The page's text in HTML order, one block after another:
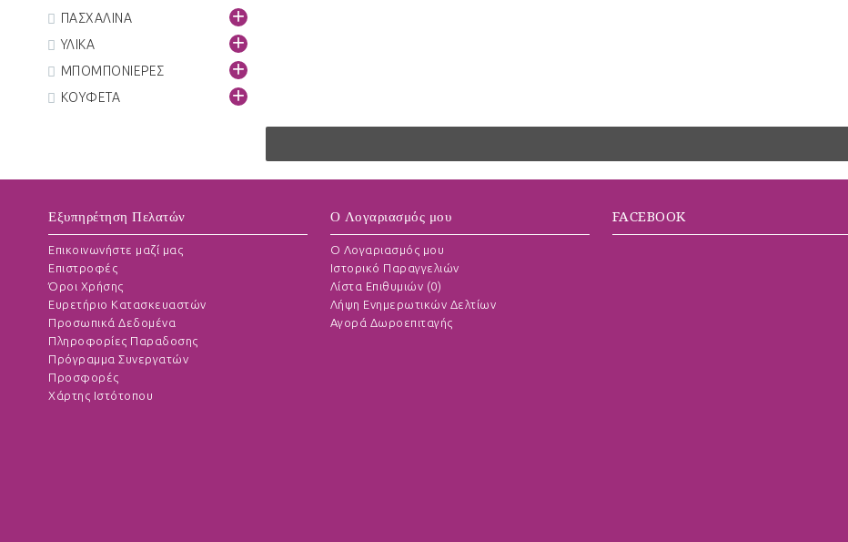
ΠΑΣΧΑΛΙΝΑ
+
ΥΛΙΚΑ +
ΜΠΟΜΠΟΝΙΕΡΕΣ +
ΚΟΥΦΕΤΑ +
Εξυπηρέτηση Πελατών
Επικοινωνήστε μαζί μας
Επιστροφές
Όροι Χρήσης
Ευρετήριο Κατασκευαστών
Προσωπικά Δεδομένα
Πληροφορίες Παραδοσης
Πρόγραμμα Συνεργατών
Προσφορές
Χάρτης Ιστότοπου
Ο Λογαριασμός μου
O Λογαριασμός μου
Ιστορικό Παραγγελιών
Λίστα Επιθυμιών (0)
Λήψη Ενημερωτικών Δελτίων
Αγορά Δωροεπιταγής
FACEBOOK